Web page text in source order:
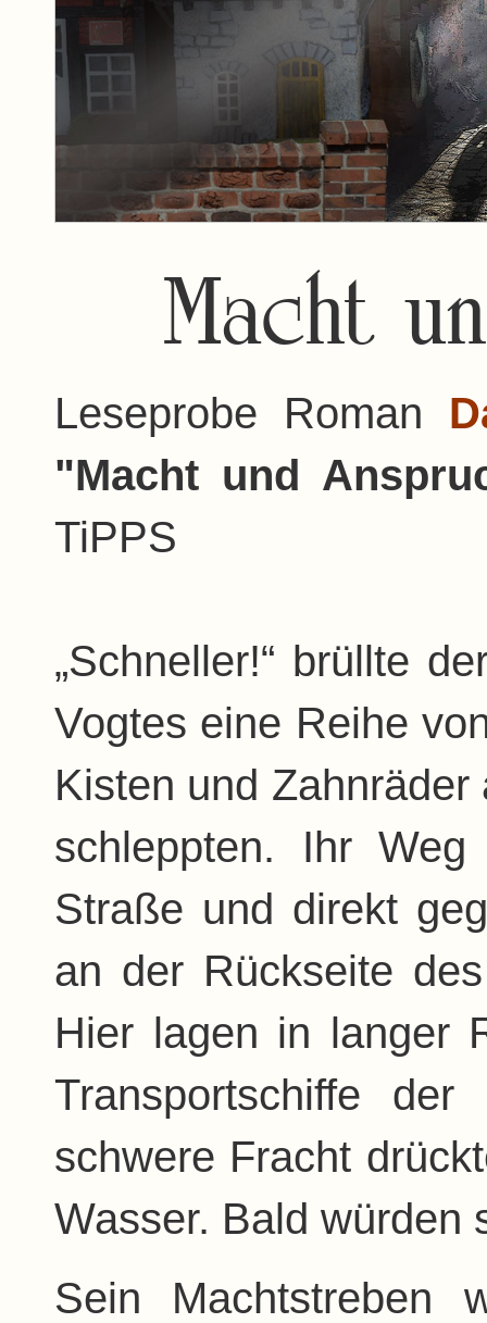
Macht
Leseprobe Roman
"Macht und
TiPPS
„Schneller!“ brüllte
Vogtes eine Reihe
Kisten und
schleppten. Ihr
Straße und direkt
an der Rückseite
Hier lagen in langer
Transportschiffe
schwere Fracht
Wasser. Bald würden
Sein Machtstreben